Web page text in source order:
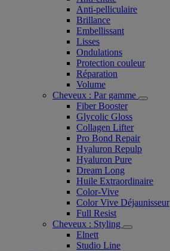
Anti-pelliculaire​
Brillance
Embellissant
Lisses
Ondulations
Protection couleur​
Réparation
Volume
Cheveux : Par gamme
Fiber Booster
Glycolic Gloss
Collagen Lifter
Pro Bond Repair
Hyaluron Repulp
Hyaluron Pure
Dream Long
Huile Extraordinaire
Color-Vive
Color Vive Déjaunisseur
Full Resist
Cheveux : Styling
Elnett
Studio Line